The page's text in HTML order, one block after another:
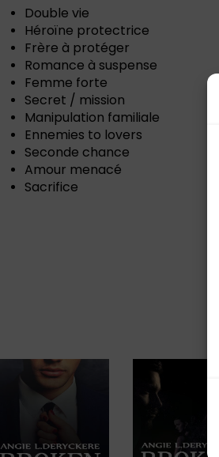
Double vie
Héroïne protectrice
Frère à protéger
Romance à suspense
Femme forte
Secret / mission
Manipulation familiale
Ennemies to lovers
Seconde chance
Amour menacé
Sacrifice